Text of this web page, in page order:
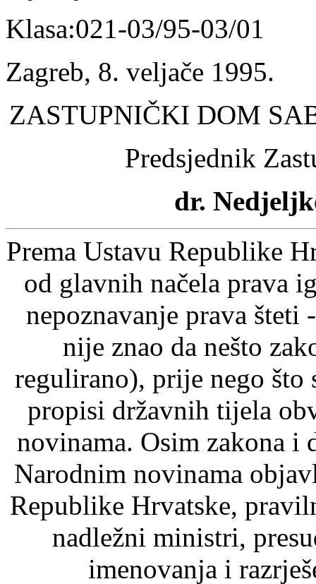
Klasa:021-03/95-03/01
Zagreb, 8. veljače 1995.
ZASTUPNIČKI DOM
Predsjednik
dr.
Prema Ustavu Republike
od glavnih načela prava
nepoznavanje prava šteti
nije znao da nešto
regulirano), prije nego što
propisi državnih tijela
novinama. Osim zakona i
Narodnim novinama
Republike Hrvatske,
nadležni ministri,
imenovanja i